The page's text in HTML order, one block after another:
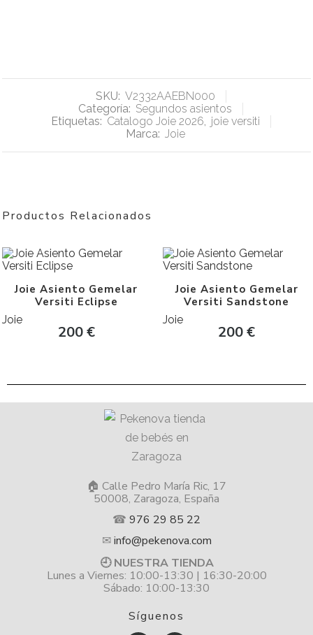
SKU: V2332AAEBN000
Categoría: Segundos asientos
Etiquetas: Catalogo Joie 2026, joie versiti
Marca: Joie
Productos Relacionados
Joie Asiento Gemelar
Versiti Eclipse
Joie
200€
Joie Asiento Gemelar
Versiti Sandstone
Joie
200€
🏠 Calle Pedro María Ric, 17
50008, Zaragoza, España
☎ 976 29 85 22
✉info@pekenova.com
🕘 NUESTRA TIENDA
Lunes a Viernes: 10:00-13:30 | 16:30-20:00
Sábado: 10:00-13:30
Síguenos